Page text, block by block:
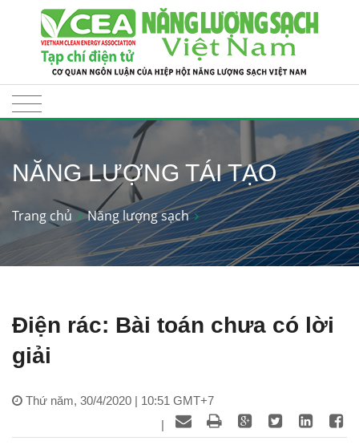
NĂNG LƯỢNG TÁI TẠO
Trang chủ Năng lượng sạch
Điện rác: Bài toán chưa có lời
giải
Thứ năm, 30/4/2020 | 10:51 GMT+7
|